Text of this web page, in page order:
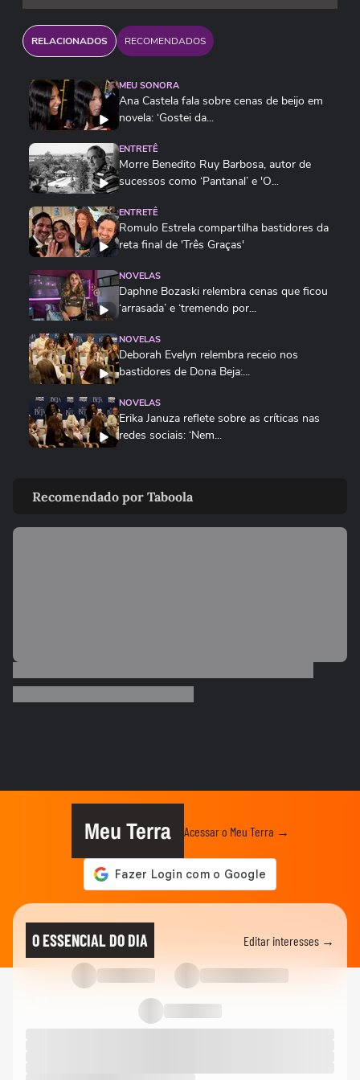
RELACIONADOS RECOMENDADOS
MEU SONORA
Ana Castela fala sobre cenas de beijo em
novela: ‘Gostei da...
ENTRETÊ
Morre Benedito Ruy Barbosa, autor de
sucessos como ‘Pantanal’ e 'O...
ENTRETÊ
Romulo Estrela compartilha bastidores da
reta final de 'Três Graças'
NOVELAS
Daphne Bozaski relembra cenas que ficou
‘arrasada’ e ‘tremendo por...
NOVELAS
Deborah Evelyn relembra receio nos
bastidores de Dona Beja:...
NOVELAS
Erika Januza reflete sobre as críticas nas
redes sociais: ‘Nem...
disruptiva em Dona Beja:...
ENTRETÊ
críticas à Joélly, que...
Alana Cabral revela que tem vergonha de
cenas de beijo na frente...
Marcos Pasquim diz que faltam
protagonistas mais velhos na...
Alcione critica final de 'Vale Tudo' durante
show: 'Achei xoxo'
Recomendado por Taboola
Meu Terra Acessar o Meu Terra →
O ESSENCIAL DO DIA Editar interesses →